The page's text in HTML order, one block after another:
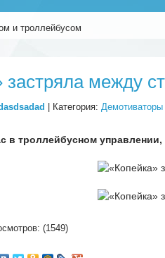
и троллейбусом
застряла между
| Категория:Демотиваторы
в троллейбусном
(1549)